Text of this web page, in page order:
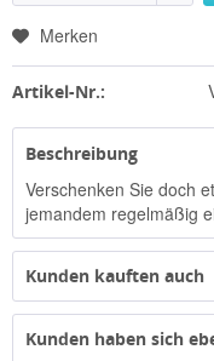
Merken
Artikel-Nr.:
Beschreibung
Verschenken Sie doch
jemandem regelmäßig
Kunden kauften auch
Kunden haben sich